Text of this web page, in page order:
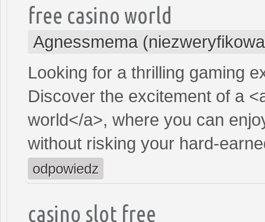
free casino world
Agnessmema
Looking for a thrilling gaming
Discover the excitement of a
world</a>, where you can
without risking your hard-
odpowiedz
casino slot free